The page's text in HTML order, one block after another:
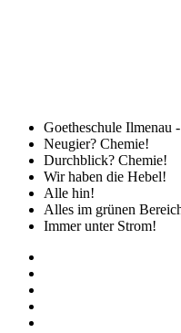
Goetheschule Ilmenau
Neugier? Chemie!
Durchblick? Chemie!
Wir haben die Hebel!
Alle hin!
Alles im grünen
Immer unter Strom!